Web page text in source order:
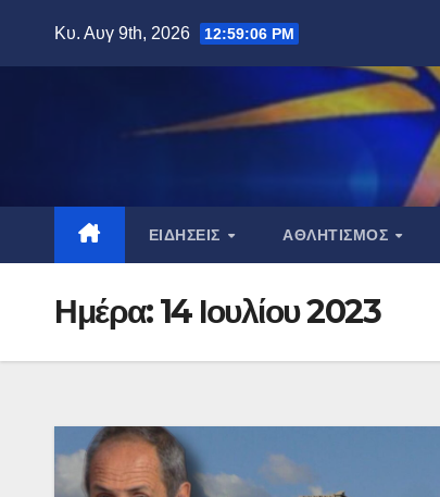
Κυ. Αυγ 9th, 2026 12:59:07 PM
ΕΙΔΉΣΕΙΣ ΑΘΛΗΤΙΣΜΌΣ
Ημέρα:14 Ιουλίου 2023